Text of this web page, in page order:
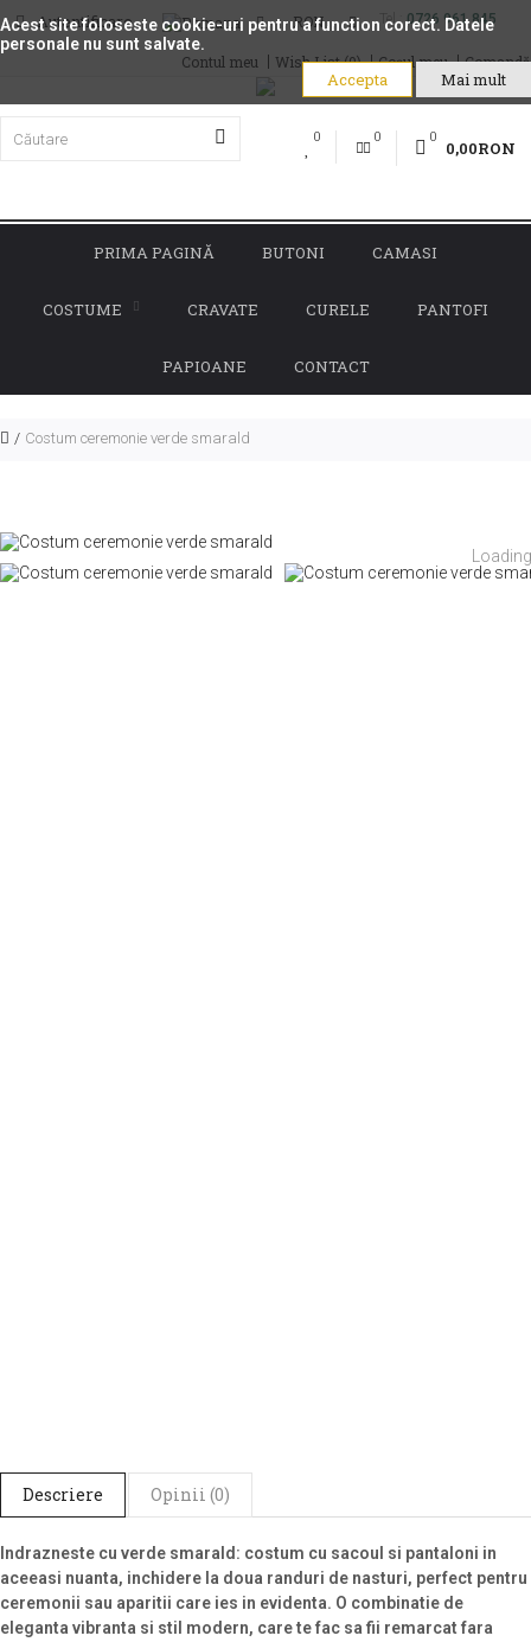
Autentificare RON Tel.:0726 961 845
Contul meu Wish List (0) Coşul meu Comandă
0 0 0
0,00RON
PRIMA PAGINĂ BUTONI CAMASI
COSTUME CRAVATE CURELE PANTOFI
PAPIOANE CONTACT
Costum ceremonie verde smarald
Descriere Opinii (0)
Indrazneste cu verde smarald: costum cu sacoul si pantaloni in
aceeasi nuanta, inchidere la doua randuri de nasturi, perfect pentru
ceremonii sau aparitii care ies in evidenta. O combinatie de
eleganta vibranta si stil modern, care te fac sa fii remarcat fara
Acest site foloseste cookie-uri pentru a function corect. Datele
personale nu sunt salvate.
Mai mult
Accepta